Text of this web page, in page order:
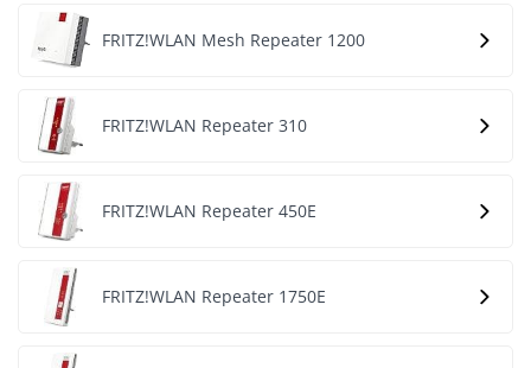
FRITZ!WLAN Mesh Repeater 1200
FRITZ!WLAN Repeater 310
FRITZ!WLAN Repeater 450E
FRITZ!WLAN Repeater 1750E